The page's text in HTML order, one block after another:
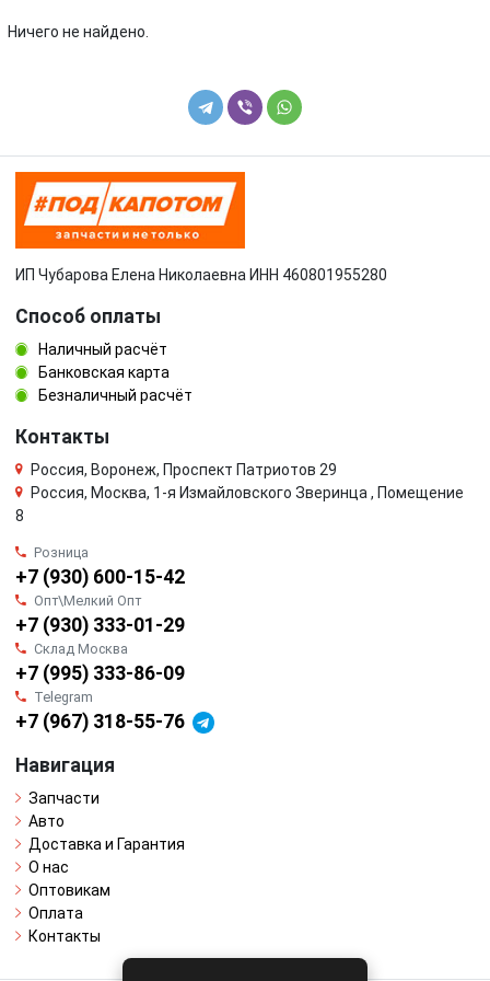
Ничего не найдено.
ИП Чубарова Елена Николаевна ИНН 460801955280
Способ оплаты
Наличный расчёт
Банковская карта
Безналичный расчёт
Контакты
Россия, Воронеж, Проспект Патриотов 29
Россия, Москва, 1-я Измайловского Зверинца , Помещение
8
Розница
+7 (930) 600-15-42
Опт\Мелкий Опт
+7 (930) 333-01-29
Склад Москва
+7 (995) 333-86-09
Telegram
+7 (967) 318-55-76
Навигация
Запчасти
Авто
Доставка и Гарантия
О нас
Оптовикам
Оплата
Контакты